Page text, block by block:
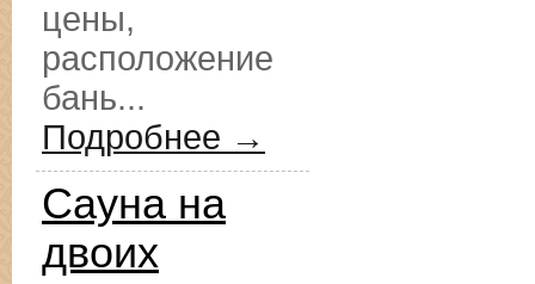
цены,
расположение
бань...
Подробнее →
Сауна на
двоих